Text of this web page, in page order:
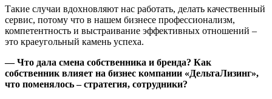
Такие случаи вдохновляют нас работать, делать качественный
сервис, потому что в нашем бизнесе профессионализм,
компетентность и выстраивание эффективных отношений –
это краеугольный камень успеха.
— Что дала смена собственника и бренда? Как
собственник влияет на бизнес компании «ДельтаЛизинг»,
что поменялось – стратегия, сотрудники?